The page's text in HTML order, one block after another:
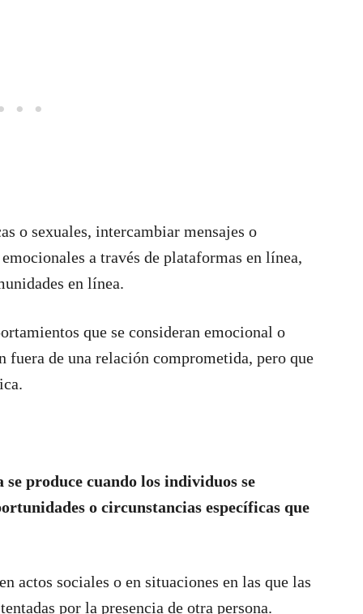
o sexuales, intercambiar mensajes o
a través de plataformas en línea,
en línea.
que se consideran emocional o
de una relación comprometida, pero que
produce cuando los individuos se
o circunstancias específicas que
actos sociales o en situaciones en las que las
por la presencia de otra persona.